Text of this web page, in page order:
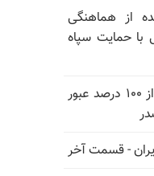
از هماهنگی
با حمایت سپاه
شاخص فلاکت در ۱۹ استان از ۱۰۰ درصد عبور
- قسمت آخر